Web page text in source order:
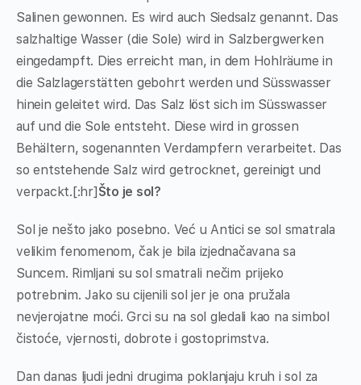
Salinen gewonnen. Es wird auch Siedsalz genannt. Das
salzhaltige Wasser (die Sole) wird in Salzbergwerken
eingedampft. Dies erreicht man, in dem Hohlräume in
die Salzlagerstätten gebohrt werden und Süsswasser
hinein geleitet wird. Das Salz löst sich im Süsswasser
auf und die Sole entsteht. Diese wird in grossen
Behältern, sogenannten Verdampfern verarbeitet. Das
so entstehende Salz wird getrocknet, gereinigt und
verpackt.[:hr]Što je sol?
Sol je nešto jako posebno. Već u Antici se sol smatrala
velikim fenomenom, čak je bila izjednačavana sa
Suncem. Rimljani su sol smatrali nečim prijeko
potrebnim. Jako su cijenili sol jer je ona pružala
nevjerojatne moći. Grci su na sol gledali kao na simbol
čistoće, vjernosti, dobrote i gostoprimstva.
Dan danas ljudi jedni drugima poklanjaju kruh i sol za